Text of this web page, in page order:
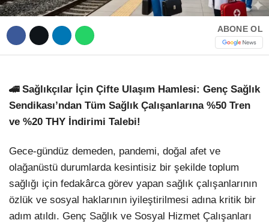
TikTok
ABONE OL
🚄 Sağlıkçılar İçin Çifte Ulaşım Hamlesi: Genç Sağlık
Sendikası’ndan Tüm Sağlık Çalışanlarına %50 Tren
ve %20 THY İndirimi Talebi!
Gece-gündüz demeden, pandemi, doğal afet ve
olağanüstü durumlarda kesintisiz bir şekilde toplum
sağlığı için fedakârca görev yapan sağlık çalışanlarının
özlük ve sosyal haklarının iyileştirilmesi adına kritik bir
adım atıldı. Genç Sağlık ve Sosyal Hizmet Çalışanları